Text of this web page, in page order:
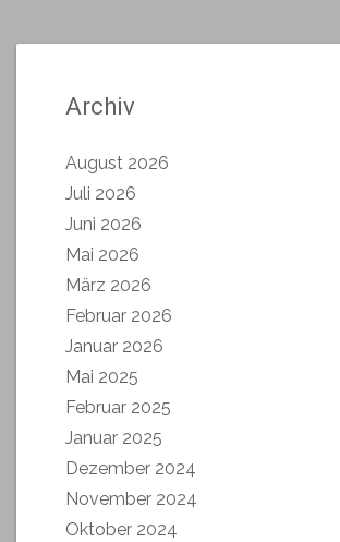
Archiv
August 2026
Juli 2026
Juni 2026
Mai 2026
März 2026
Februar 2026
Januar 2026
Mai 2025
Februar 2025
Januar 2025
Dezember 2024
November 2024
Oktober 2024